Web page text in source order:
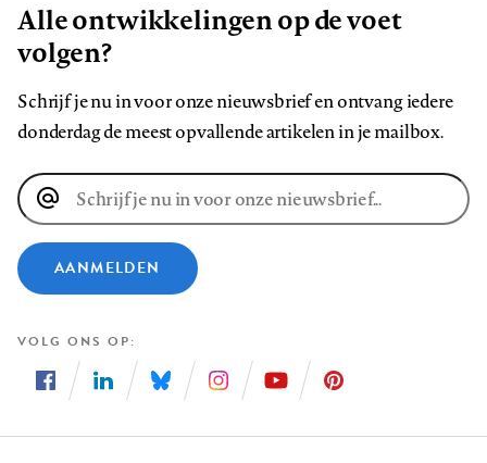
Alle ontwikkelingen op de voet
volgen?
Schrijf je nu in voor onze nieuwsbrief en ontvang iedere
donderdag de meest opvallende artikelen in je mailbox.
E-
mailadres
AANMELDEN
VOLG ONS OP
ons
ons
ons
ons
ons
ons